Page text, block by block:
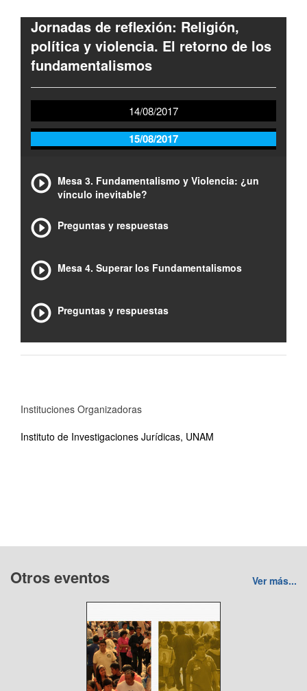
Jornadas de reflexión: Religión,
política y violencia. El retorno de los
fundamentalismos
14/08/2017
15/08/2017
Mesa 3. Fundamentalismo y Violencia: ¿un
vínculo inevitable?
Preguntas y respuestas
Mesa 4. Superar los Fundamentalismos
Preguntas y respuestas
Instituciones Organizadoras
Instituto de Investigaciones Jurídicas, UNAM
Otros eventos Ver más...